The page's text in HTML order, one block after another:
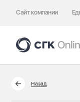
Сайт компании
Назад